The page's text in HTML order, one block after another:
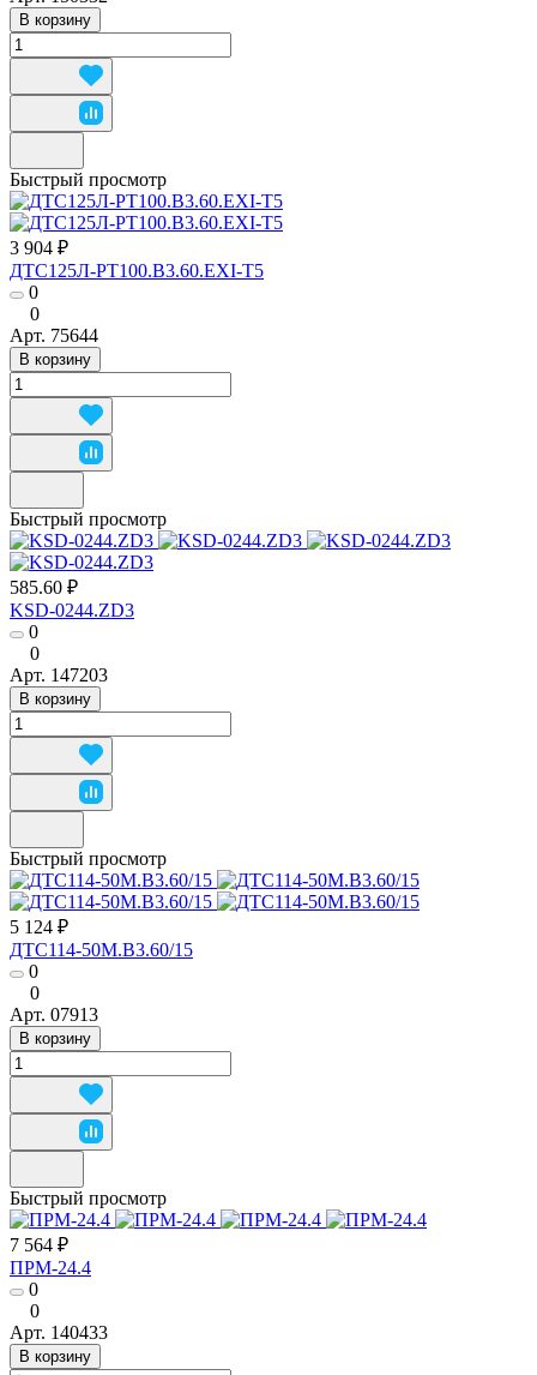
В корзину
Быстрый просмотр
3 904 ₽
ДТС125Л-РТ100.В3.60.ЕХI-Т5
0
0
Арт. 75644
В корзину
Быстрый просмотр
585.60 ₽
KSD-0244.ZD3
0
0
Арт. 147203
В корзину
Быстрый просмотр
5 124 ₽
ДТС114-50М.В3.60/15
0
0
Арт. 07913
В корзину
Быстрый просмотр
7 564 ₽
ПРМ-24.4
0
0
Арт. 140433
В корзину